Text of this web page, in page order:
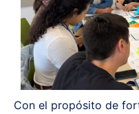
Recursos
Contáctanos
Con el propósito de